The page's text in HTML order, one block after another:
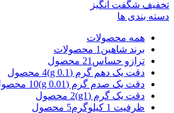
تخفیف شگفت انگیز
دسته بندی ها
همه محصولات
برند شاهین 1 محصولات
ترازو حساس 21 محصول
دقت یک دهم گرم (g 0.1)
4 محصول
دقت یک صدم گرم (g 0.01)
10 محصول
دقت یک گرم (g1)
2 محصول
ظرفیت 1 کیلوگرم
5 محصول